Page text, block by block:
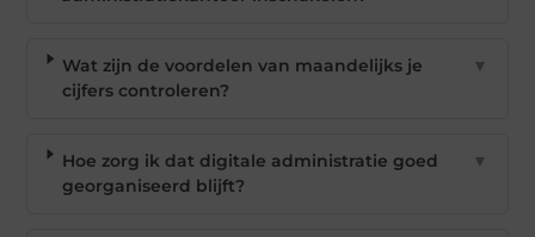
Wat zijn de voordelen van maandelijks je
cijfers controleren?
▼
Hoe zorg ik dat digitale administratie goed
georganiseerd blijft?
▼